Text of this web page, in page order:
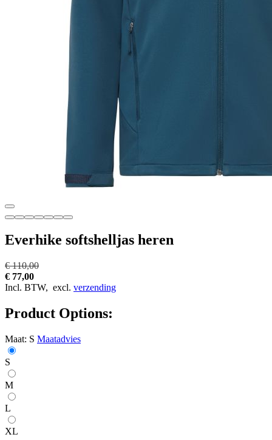
Everhike softshelljas heren
€ 110,00
€ 77,00
Incl. BTW, excl. verzending
Product Options:
Maat: S Maatadvies
S
M
L
XL